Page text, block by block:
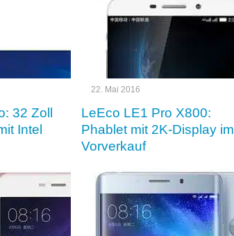
32 Zoll
Intel
22. Mai 2016
LeEco LE1 Pro X800:
Phablet mit 2K-Display im
Vorverkauf